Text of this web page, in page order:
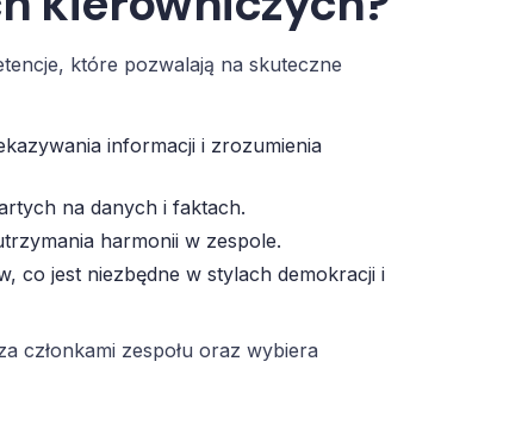
które pozwalają na skuteczne
informacji i zrozumienia
na danych i faktach.
harmonii w zespole.
co jest niezbędne w stylach demokracji i
członkami zespołu oraz wybiera